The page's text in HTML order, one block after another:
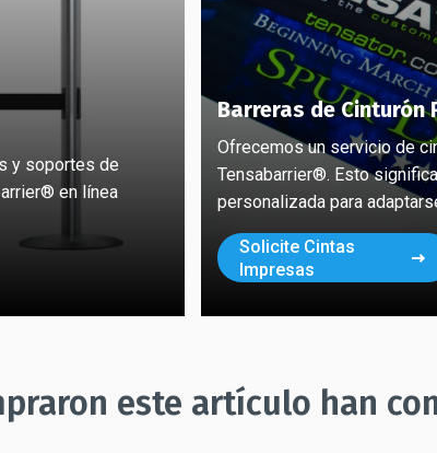
y soportes de
en línea
Barreras de
Ofrecemos un servicio de
Tensabarrier®. Esto
personalizada para
Solicite Cintas
Impresas
este artículo han